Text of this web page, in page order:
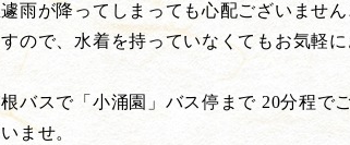
雨が降ってしまっても心配ございません
ので、水着を持っていなくてもお気軽に
バスで「小涌園」バス停まで 20分程で
ませ。